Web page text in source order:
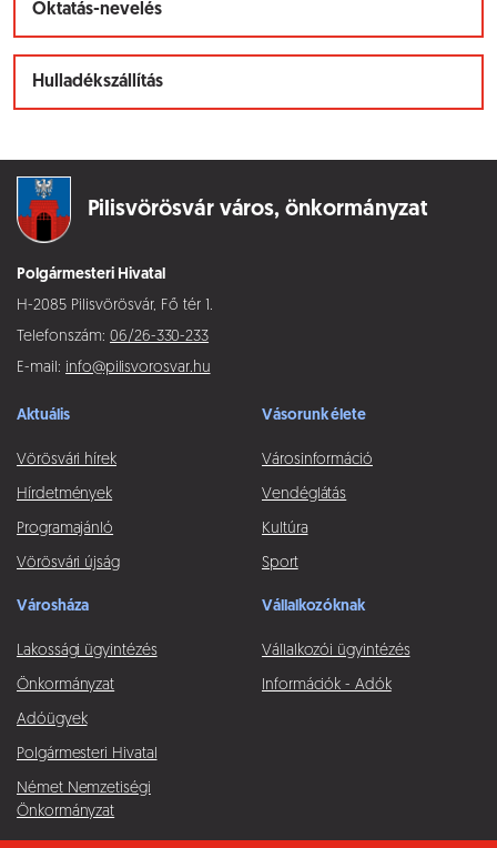
Oktatás-nevelés
Hulladékszállítás
Pilisvörösvár város, önkormányzat
Polgármesteri Hivatal
H-2085 Pilisvörösvár, Fő tér 1.
Telefonszám: 06/26-330-233
E-mail: info@pilisvorosvar.hu
Aktuális
Vörösvári hírek
Hírdetmények
Programajánló
Vörösvári újság
Vásorunk élete
Városinformáció
Vendéglátás
Kultúra
Sport
Városháza
Lakossági ügyintézés
Önkormányzat
Adóügyek
Polgármesteri Hivatal
Német Nemzetiségi
Önkormányzat
Vállalkozóknak
Vállalkozói ügyintézés
Információk - Adók